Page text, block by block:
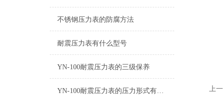
不锈钢压力表的防腐方法
耐震压力表有什么型号
YN-100耐震压力表的三级保养
YN-100耐震压力表的压力形式有哪些？ 上